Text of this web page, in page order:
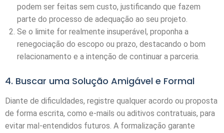
podem ser feitas sem custo, justificando que fazem
parte do processo de adequação ao seu projeto.
Se o limite for realmente insuperável, proponha a
renegociação do escopo ou prazo, destacando o bom
relacionamento e a intenção de continuar a parceria.
4. Buscar uma Solução Amigável e Formal
Diante de dificuldades, registre qualquer acordo ou proposta
de forma escrita, como e-mails ou aditivos contratuais, para
evitar mal-entendidos futuros. A formalização garante